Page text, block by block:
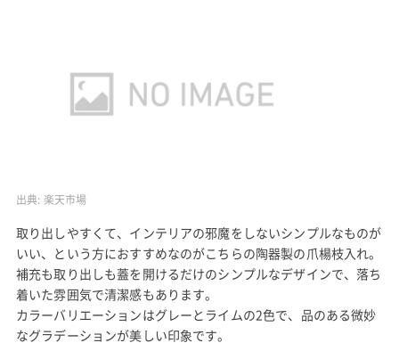
出典: 楽天市場
取り出しやすくて、インテリアの邪魔をしないシンプルなものが
いい、という方におすすめなのがこちらの陶器製の爪楊枝入れ。
補充も取り出しも蓋を開けるだけのシンプルなデザインで、落ち
着いた雰囲気で清潔感もあります。
カラーバリエーションはグレーとライムの2色で、品のある微妙
なグラデーションが美しい印象です。